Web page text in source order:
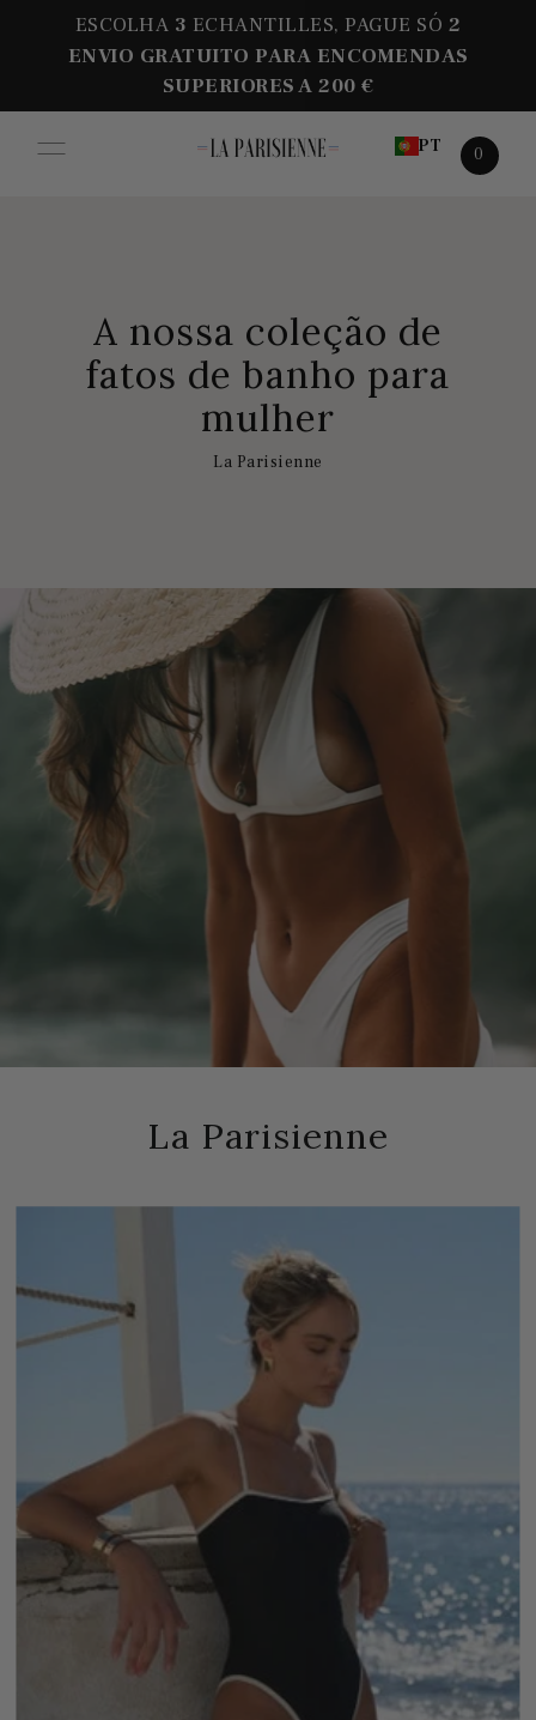
ESCOLHA 3 ECHANTILLES, PAGUE SÓ 2
ENVIO GRATUITO PARA ENCOMENDAS
SUPERIORES A 200 €
PT 0
A nossa coleção de
fatos de banho para
mulher
La Parisienne
La Parisienne